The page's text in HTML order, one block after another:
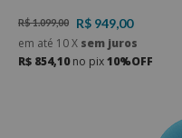
R$ 1.099,00
R$ 949,00
em até 10X sem juros
R$ 854,10no pix10%OFF